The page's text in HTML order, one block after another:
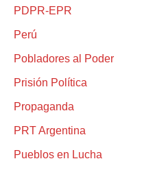
PDPR-EPR
Perú
Pobladores al Poder
Prisión Política
Propaganda
PRT Argentina
Pueblos en Lucha